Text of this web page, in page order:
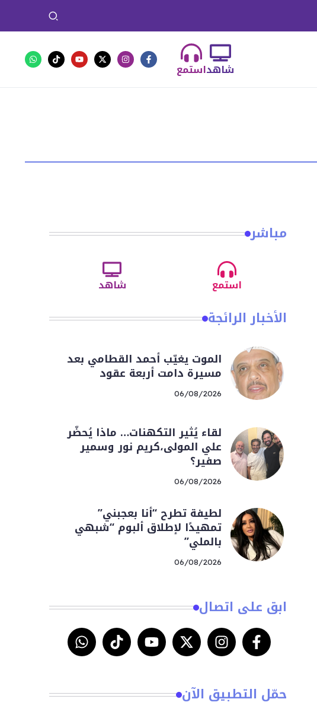
استمعشاهد
مباشر
استمع شاهد
الأخبار الرائجة
الموت يغيّب أحمد القطامي بعد
مسيرة دامت أربعة عقود
06/08/2026
لقاء يُثير التكهنات… ماذا يُحضّر
علي المولى،كريم نور وسمير
صفير؟
06/08/2026
لطيفة تطرح “أنا بعجبني”
تمهيدًا لإطلاق ألبوم “شبهي
بالملي”
06/08/2026
ابق على اتصال
حمّل التطبيق الآن